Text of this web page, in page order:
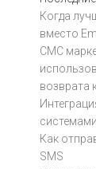
Когда
вместо
СМС
возврата
системами
Как
SMS